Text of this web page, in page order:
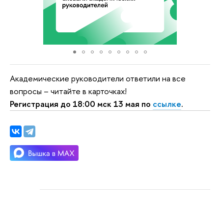
Академические руководители ответили на все
вопросы – читайте в карточках!
Регистрация до 18:00 мск 13 мая по ссылке.